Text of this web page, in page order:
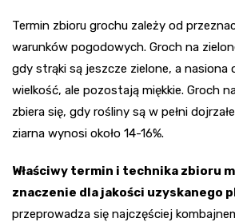
Termin zbioru grochu zależy od
warunków pogodowych. Groch na
gdy strąki są jeszcze zielone, a nasiona
wielkość, ale pozostają miękkie. Groch
zbiera się, gdy rośliny są w pełni
ziarna wynosi około 14-16%.
Właściwy termin i technika zbioru
znaczenie dla jakości uzyskanego
przeprowadza się najczęściej